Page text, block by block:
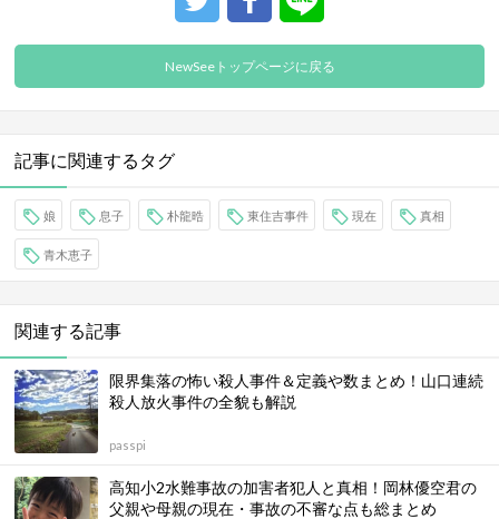
NewSeeトップページに戻る
記事に関連するタグ
娘 息子 朴龍晧 東住吉事件 現在 真相
青木恵子
関連する記事
限界集落の怖い殺人事件＆定義や数まとめ！山口連続
殺人放火事件の全貌も解説
passpi
高知小2水難事故の加害者犯人と真相！岡林優空君の
父親や母親の現在・事故の不審な点も総まとめ